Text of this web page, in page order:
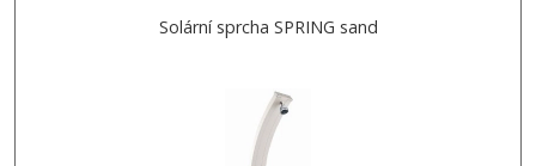
Solární sprcha SPRING sand